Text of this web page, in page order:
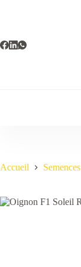
Accueil Semences